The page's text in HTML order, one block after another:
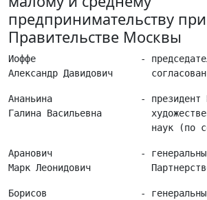
предпринимательству
Правительстве Москвы
Иоффе                   - председатель
Ананьина                - президент НП
Галина Васильевна
Аранович                - генеральный
Борисов                 - генеральный